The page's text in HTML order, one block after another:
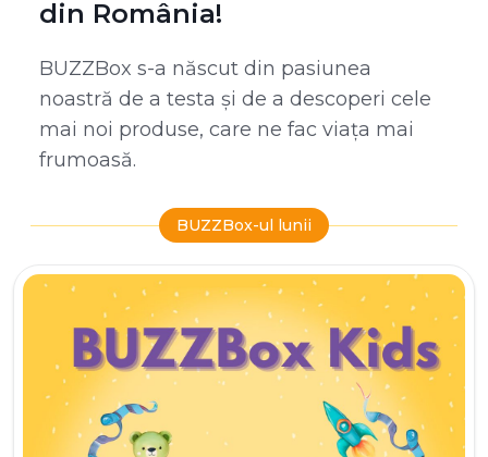
din România!
BUZZBox s-a născut din pasiunea
noastră de a testa și de a descoperi cele
mai noi produse, care ne fac viața mai
frumoasă.
BUZZBox-ul lunii